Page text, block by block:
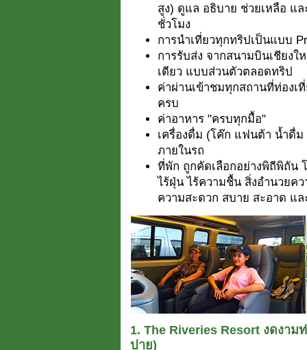
สูง) ดูแล อธิบาย ช่วยเหลือ แ
ชั่วโมง
การนำเที่ยวทุกทริปเป็นแบบ
การรับส่ง จากสนามบินเชียงใ
เดียว แบบส่วนตัวตลอดทริป
ค่าผ่านเข้าชมทุกสถานที่ท่องเ
ครบ
ค่าอาหาร "ครบทุกมื้อ"
เครื่องดื่ม (โค๊ก แฟนต้า น้ำดื่ม
ภายในรถ
ที่พัก ถูกคัดเลือกอย่างพิถีพิถัน
ไร้ฝุ่น ไร้ความชื้น สิ่งอำนวยค
ความสะดวก สบาย สะอาด แ
1. The Riveries Resort งดงาม
ปาย)